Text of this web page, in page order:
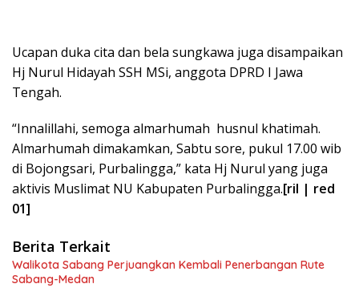
Ucapan duka cita dan bela sungkawa juga disampaikan
Hj Nurul Hidayah SSH MSi, anggota DPRD I Jawa
Tengah.
“Innalillahi, semoga almarhumah husnul khatimah.
Almarhumah dimakamkan, Sabtu sore, pukul 17.00 wib
di Bojongsari, Purbalingga,” kata Hj Nurul yang juga
aktivis Muslimat NU Kabupaten Purbalingga.[ril | red
01]
Berita Terkait
Walikota Sabang Perjuangkan Kembali Penerbangan Rute
Sabang-Medan